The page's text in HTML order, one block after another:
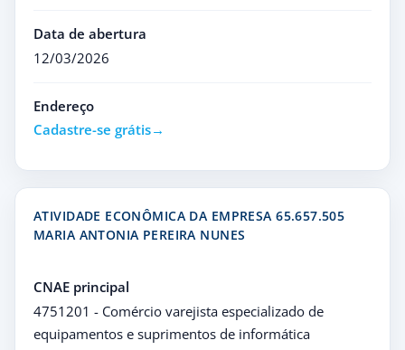
Data de abertura
12/03/2026
Endereço
Cadastre-se grátis
ATIVIDADE ECONÔMICA DA EMPRESA 65.657.505
MARIA ANTONIA PEREIRA NUNES
CNAE principal
4751201 - Comércio varejista especializado de
equipamentos e suprimentos de informática